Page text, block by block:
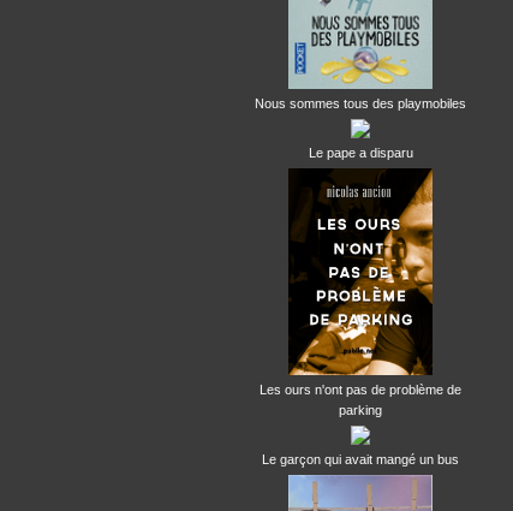
Nous sommes tous des playmobiles
Le pape a disparu
Les ours n'ont pas de problème de
parking
Le garçon qui avait mangé un bus